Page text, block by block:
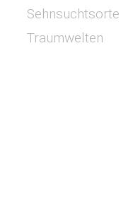
Sehnsuchtsorte
Traumwelten